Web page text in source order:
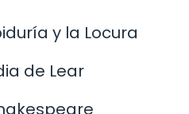
y la Locura
de Lear